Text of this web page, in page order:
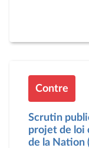
Contre
Scrutin
projet de loi
de la Nation